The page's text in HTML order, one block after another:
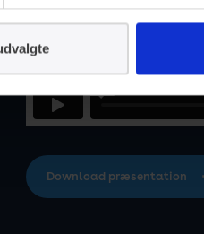
Download præsentation